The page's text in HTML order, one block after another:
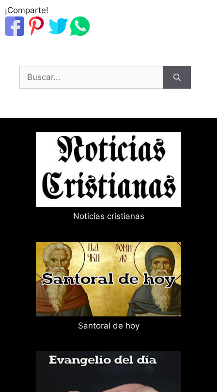
¡Comparte!
Buscar:
Noticias cristianas
Santoral de hoy